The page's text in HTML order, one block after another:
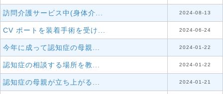
訪問介護サービス中(身体介... 2024-08-13
CV ポートを装着手術を受け... 2024-06-24
今年に成って認知症の母親... 2024-01-22
認知症の相談する場所を教... 2024-01-22
認知症の母親が立ち上がる... 2024-01-21